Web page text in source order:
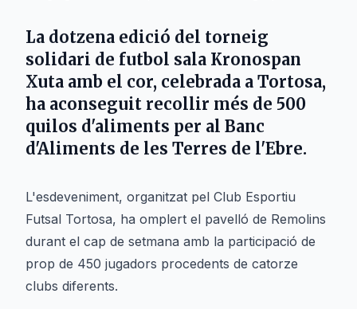
La dotzena edició del torneig
solidari de futbol sala Kronospan
Xuta amb el cor, celebrada a Tortosa,
ha aconseguit recollir més de 500
quilos d'aliments per al Banc
d'Aliments de les Terres de l'Ebre.
L'esdeveniment, organitzat pel Club Esportiu
Futsal Tortosa, ha omplert el pavelló de Remolins
durant el cap de setmana amb la participació de
prop de 450 jugadors procedents de catorze
clubs diferents.